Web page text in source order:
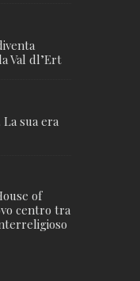
Val dl’Ert
La sua era
of
centro tra